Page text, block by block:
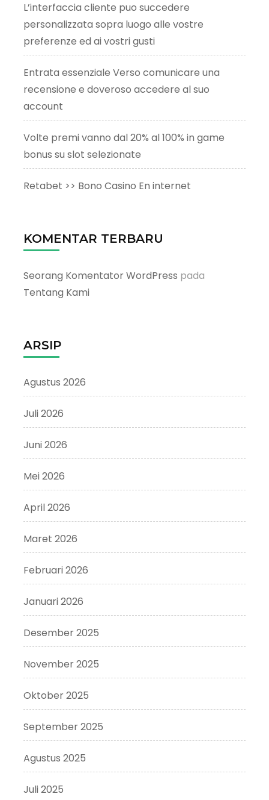
L’interfaccia cliente puo succedere
personalizzata sopra luogo alle vostre
preferenze ed ai vostri gusti
Entrata essenziale Verso comunicare una
recensione e doveroso accedere al suo
account
Volte premi vanno dal 20% al 100% in game
bonus su slot selezionate
Retabet >> Bono Casino En internet
KOMENTAR TERBARU
Seorang Komentator WordPress pada
Tentang Kami
ARSIP
Agustus 2026
Juli 2026
Juni 2026
Mei 2026
April 2026
Maret 2026
Februari 2026
Januari 2026
Desember 2025
November 2025
Oktober 2025
September 2025
Agustus 2025
Juli 2025